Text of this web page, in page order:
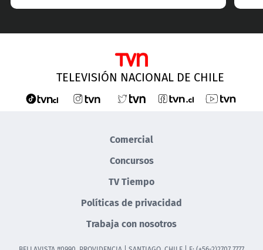
TELEVISIÓN NACIONAL DE CHILE
Comercial
Concursos
TV Tiempo
Políticas de privacidad
Trabaja con nosotros